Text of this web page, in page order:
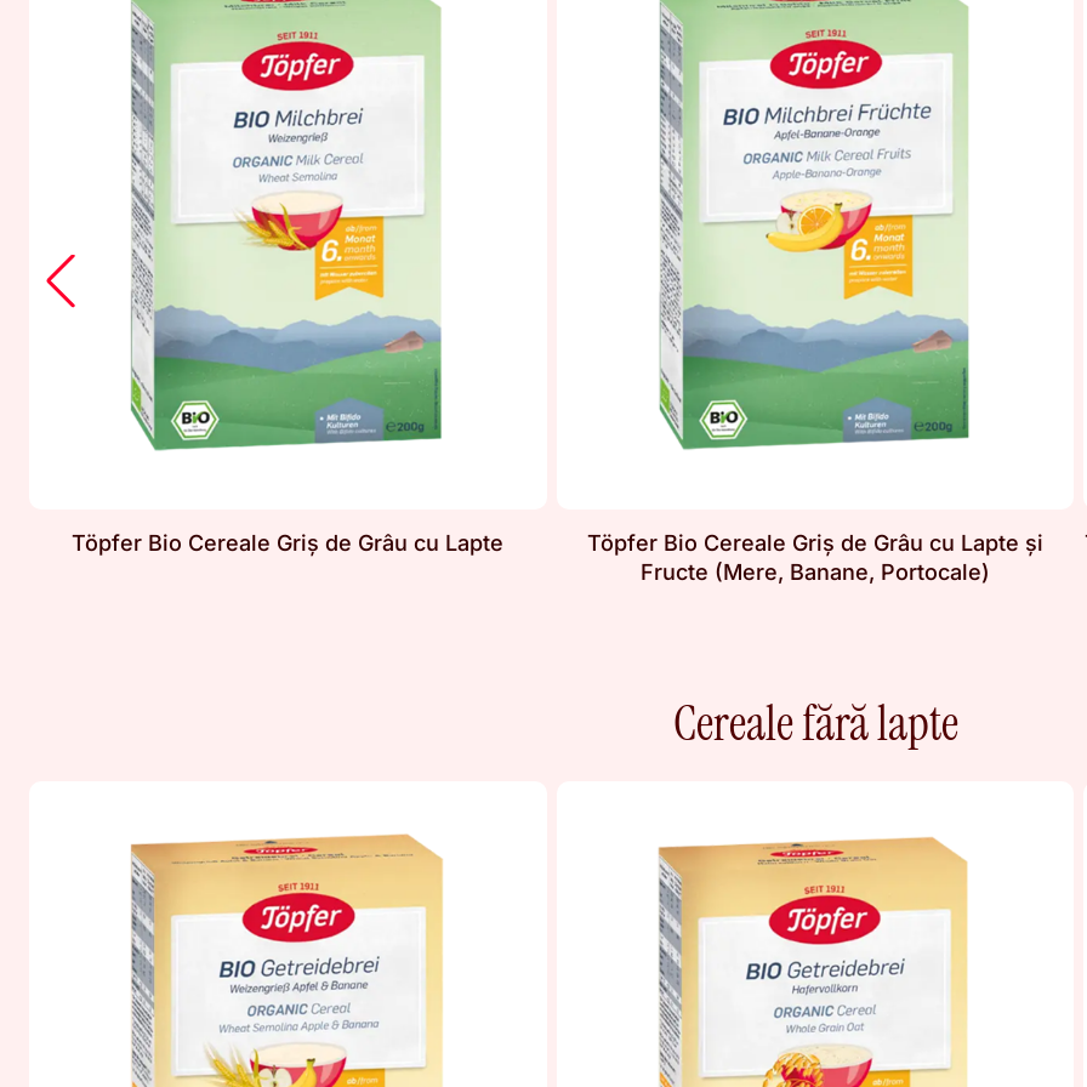
Töpfer Bio Cereale Griș de Grâu cu Lapte
Töpfer Bio Cereale Griş de Grâu cu Lapte şi
Fructe (Mere, Banane, Portocale)
Cereale fără lapte